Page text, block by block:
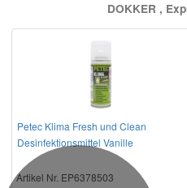
DOKKER ,
Petec Klima Fresh und Clean
Desinfektionsmittel Vanille
Artikel Nr. EP6378503